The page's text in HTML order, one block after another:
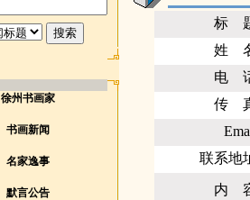
徐州书画家
书画新闻
名家逸事
默言公告
标
姓
电
传
联系地
内